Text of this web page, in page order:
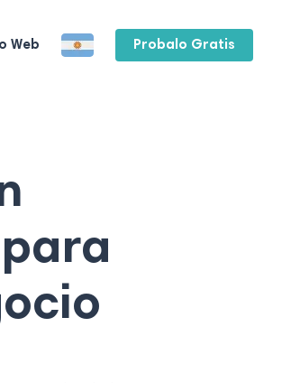
Web Probalo Gratis